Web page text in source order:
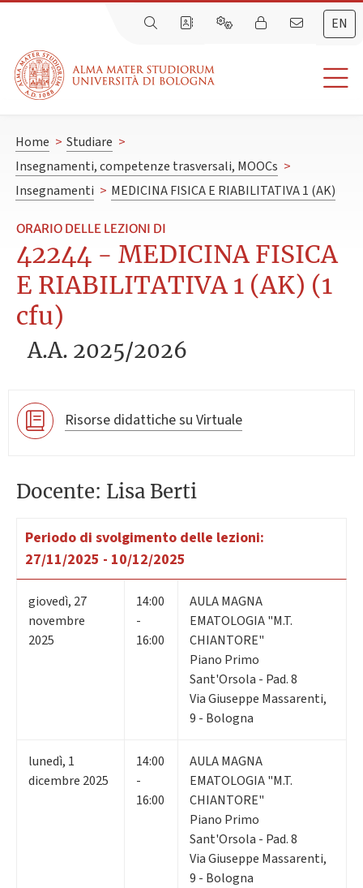
EN
Home > Studiare >
Insegnamenti, competenze trasversali, MOOCs >
Insegnamenti > MEDICINA FISICA E RIABILITATIVA 1 (AK)
ORARIO DELLE LEZIONI DI
42244 - MEDICINA FISICA
E RIABILITATIVA 1 (AK) (1
cfu)
A.A. 2025/2026
Risorse didattiche su Virtuale
Docente: Lisa Berti
Periodo di svolgimento delle lezioni:
27/11/2025 - 10/12/2025
giovedì, 27
novembre
2025
14:00
-
16:00
AULA MAGNA
EMATOLOGIA "M.T.
CHIANTORE"
Piano Primo
Sant'Orsola - Pad. 8
Via Giuseppe Massarenti,
9 - Bologna
lunedì, 1
dicembre 2025
14:00
-
16:00
AULA MAGNA
EMATOLOGIA "M.T.
CHIANTORE"
Piano Primo
Sant'Orsola - Pad. 8
Via Giuseppe Massarenti,
9 - Bologna